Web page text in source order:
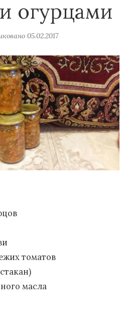
огурцами
05.02.2017
томатов
масла